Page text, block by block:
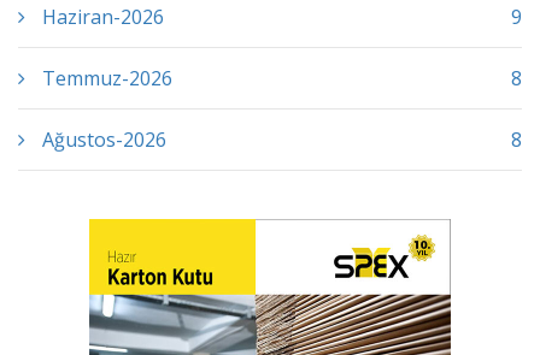
Haziran-2026 9
Temmuz-2026 8
Ağustos-2026 8